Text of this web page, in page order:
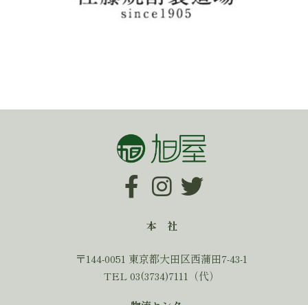
本 社
〒144-0051 東京都大田区西蒲田7-43-1
TEL 03(3734)7111（代）